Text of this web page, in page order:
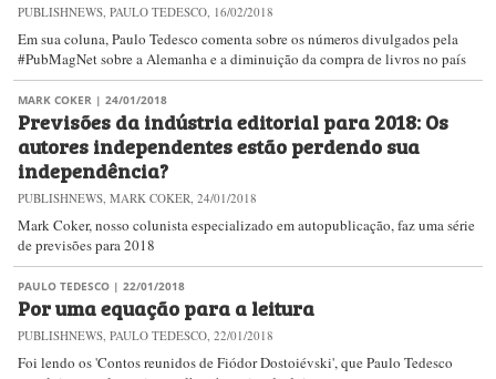
PUBLISHNEWS, PAULO TEDESCO, 16/02/2018
Em sua coluna, Paulo Tedesco comenta sobre os números divulgados pela
#PubMagNet sobre a Alemanha e a diminuição da compra de livros no país
MARK COKER | 24/01/2018
Previsões da indústria editorial para 2018: Os
autores independentes estão perdendo sua
independência?
PUBLISHNEWS, MARK COKER, 24/01/2018
Mark Coker, nosso colunista especializado em autopublicação, faz uma série
de previsões para 2018
PAULO TEDESCO | 22/01/2018
Por uma equação para a leitura
PUBLISHNEWS, PAULO TEDESCO, 22/01/2018
​​Foi lendo os 'Contos reunidos de Fiódor Dostoiévski', que Paulo Tedesco